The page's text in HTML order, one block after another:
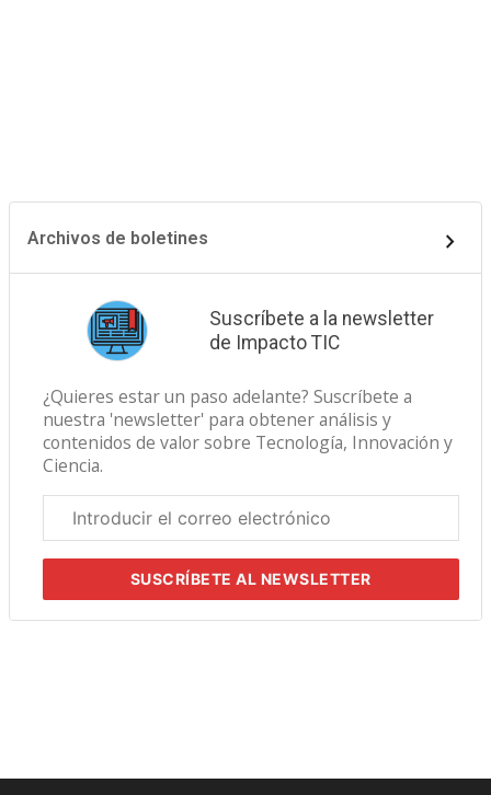
Archivos de boletines
Suscríbete a la newsletter
de Impacto TIC
¿Quieres estar un paso adelante? Suscríbete a
nuestra 'newsletter' para obtener análisis y
contenidos de valor sobre Tecnología, Innovación y
Ciencia.
electrónico
SUSCRÍBETEAL NEWSLETTER